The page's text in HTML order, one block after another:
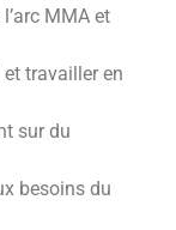
MMA et
travailler en
sur du
besoins du